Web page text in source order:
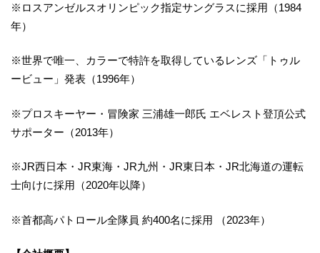
※ロスアンゼルスオリンピック指定サングラスに採用（1984
年）
※世界で唯一、カラーで特許を取得しているレンズ「トゥル
ービュー」発表（1996年）
※プロスキーヤー・冒険家 三浦雄一郎氏 エベレスト登頂公式
サポーター（2013年）
※JR西日本・JR東海・JR九州・JR東日本・JR北海道の運転
士向けに採用（2020年以降）
※首都高パトロール全隊員 約400名に採用 （2023年）